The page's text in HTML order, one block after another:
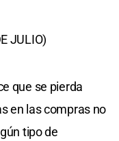
JULIO)
que se pierda
en las compras no
tipo de